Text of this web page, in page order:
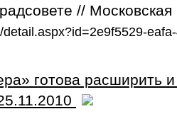
//
готова расширить